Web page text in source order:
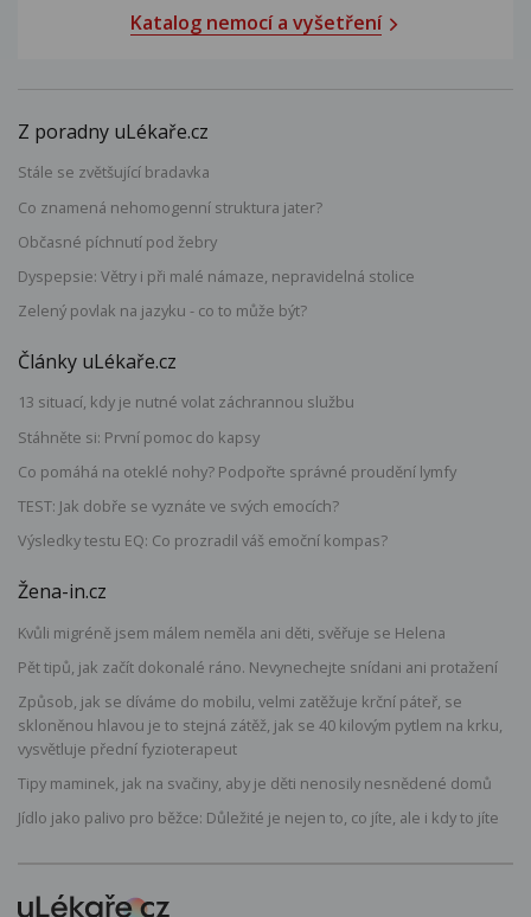
Katalog nemocí a vyšetření
Z poradny uLékaře.cz
Stále se zvětšující bradavka
Co znamená nehomogenní struktura jater?
Občasné píchnutí pod žebry
Dyspepsie: Větry i při malé námaze, nepravidelná stolice
Zelený povlak na jazyku - co to může být?
Články uLékaře.cz
13 situací, kdy je nutné volat záchrannou službu
Stáhněte si: První pomoc do kapsy
Co pomáhá na oteklé nohy? Podpořte správné proudění lymfy
TEST: Jak dobře se vyznáte ve svých emocích?
Výsledky testu EQ: Co prozradil váš emoční kompas?
Žena-in.cz
Kvůli migréně jsem málem neměla ani děti, svěřuje se Helena
Pět tipů, jak začít dokonalé ráno. Nevynechejte snídani ani protažení
Způsob, jak se díváme do mobilu, velmi zatěžuje krční páteř, se
skloněnou hlavou je to stejná zátěž, jak se 40 kilovým pytlem na krku,
vysvětluje přední fyzioterapeut
Tipy maminek, jak na svačiny, aby je děti nenosily nesnědené domů
Jídlo jako palivo pro běžce: Důležité je nejen to, co jíte, ale i kdy to jíte